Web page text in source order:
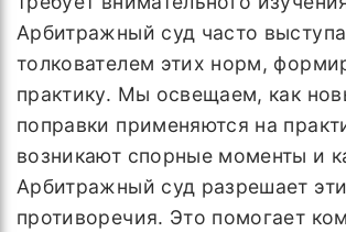
Арбитражный суд часто
толкователем этих норм,
практику. Мы освещаем, как
поправки применяются на
возникают спорные моменты и
Арбитражный суд разрешает эти
противоречия. Это помогает